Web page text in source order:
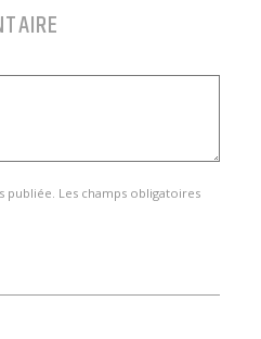
publiée. Les champs obligatoires